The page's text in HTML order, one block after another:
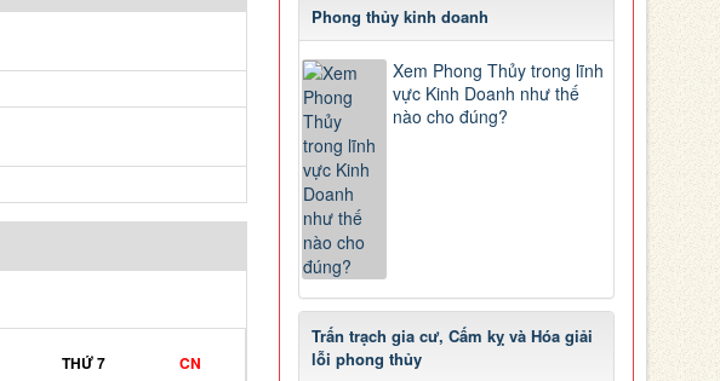
THỨ 7 CN
Phong thủy kinh doanh
Xem Phong Thủy trong lĩnh
vực Kinh Doanh như thế
nào cho đúng?
Trấn trạch gia cư, Cấm kỵ và Hóa giải
lỗi phong thủy